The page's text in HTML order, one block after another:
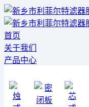
首页
关于我们
产品中心